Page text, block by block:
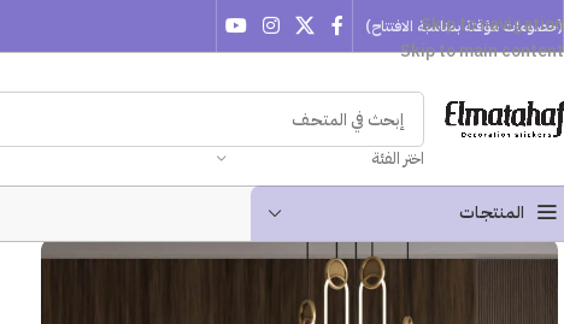
Skip to navigation
Skip to main content
(خصومات مؤقتة بمناسبة الافتتاح)
اختر الفئة
المنتجـات